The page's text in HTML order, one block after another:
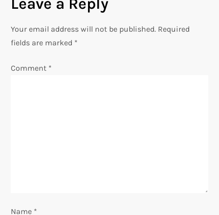
t
n
a
v
Your email address will not be published. Required
fields are marked *
Comment *
Name *